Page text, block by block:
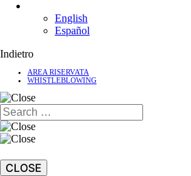
English
Español
Indietro
AREA RISERVATA
WHISTLEBLOWING
CLOSE